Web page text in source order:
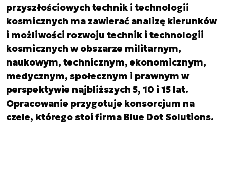
przyszłościowych technik i technologii
kosmicznych ma zawierać analizę kierunków
i możliwości rozwoju technik i technologii
kosmicznych w obszarze militarnym,
naukowym, technicznym, ekonomicznym,
medycznym, społecznym i prawnym w
perspektywie najbliższych 5, 10 i 15 lat.
Opracowanie przygotuje konsorcjum na
czele, którego stoi firma Blue Dot Solutions.